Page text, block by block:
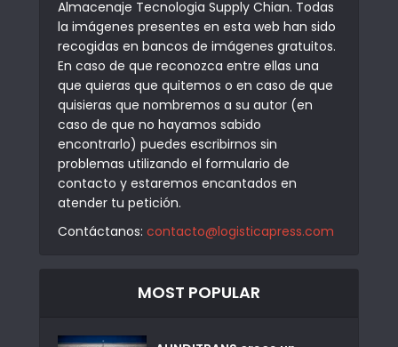
Almacenaje Tecnologia Supply Chian. Todas
la imágenes presentes en esta web han sido
recogidas en bancos de imágenes gratuitos.
En caso de que reconozca entre ellas una
que quieras que quitemos o en caso de que
quisieras que nombremos a su autor (en
caso de que no hayamos sabido
encontrarlo) puedes escribirnos sin
problemas utilizando el formulario de
contacto y estaremos encantados en
atender tu petición.
Contáctanos: contacto@logisticapress.com
MOST POPULAR